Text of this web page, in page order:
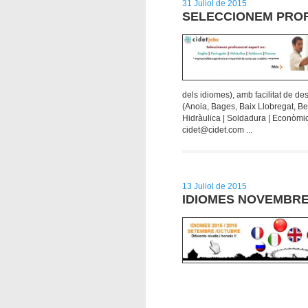
31 Juliol de 2015
SELECCIONEM
dels idiomes), amb facilitat de
(Anoia, Bages, Baix Llobregat,
Hidràulica | Soldadura |
cidet@cidet.com ...
13 Juliol de 2015
IDIOMES